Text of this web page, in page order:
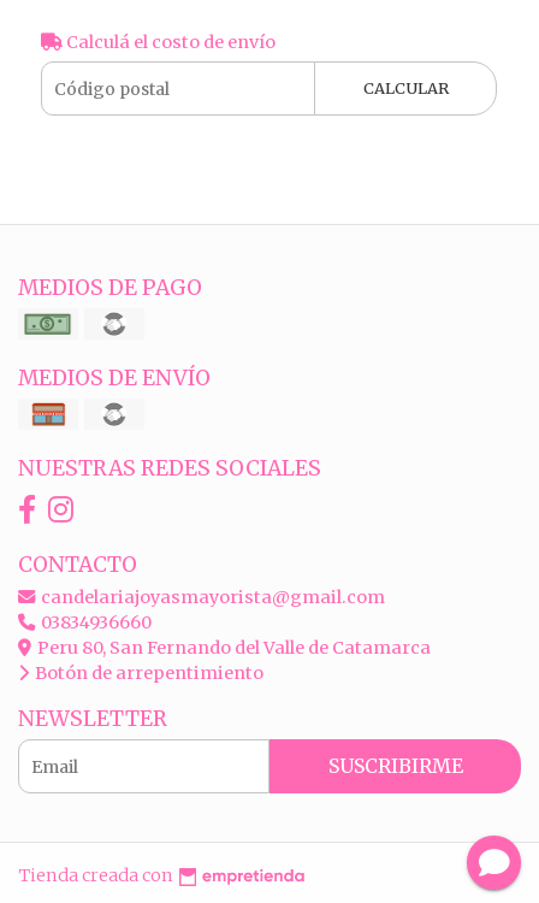
Calculá el costo de envío
CALCULAR
MEDIOS DE PAGO
MEDIOS DE ENVÍO
NUESTRAS REDES SOCIALES
CONTACTO
candelariajoyasmayorista@gmail.com
03834936660
Peru 80, San Fernando del Valle de Catamarca
Botón de arrepentimiento
NEWSLETTER
SUSCRIBIRME
Tienda creada con